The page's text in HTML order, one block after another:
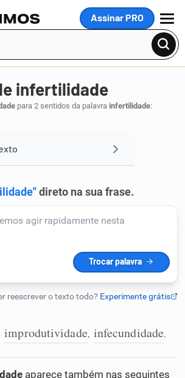
Assinar PRO
MENU
IA
infertilidade
para 2 sentidos da palavra infertilidade:
improdutividade, infecundidade.
aparece também nas seguintes